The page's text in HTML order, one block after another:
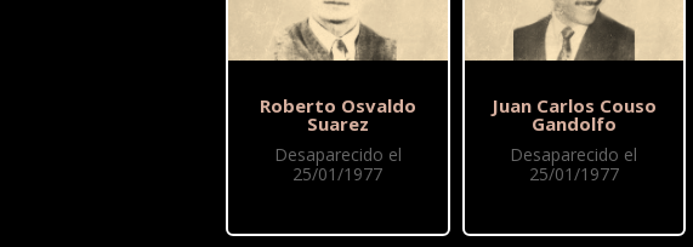
Roberto Osvaldo
Suarez
Desaparecido el
25/01/1977
Juan Carlos Couso
Gandolfo
Desaparecido el
25/01/1977